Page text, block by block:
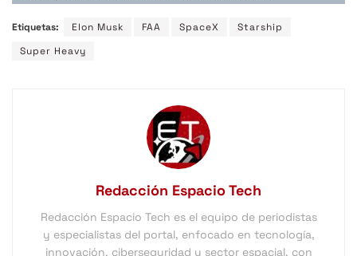
Etiquetas: Elon Musk FAA SpaceX
Starship
Super Heavy
Redacción Espacio Tech
Redacción Espacio Tech es el equipo de periodistas
y especialistas del portal, enfocado en tecnología,
innovación, ciberseguridad y sector espacial, con